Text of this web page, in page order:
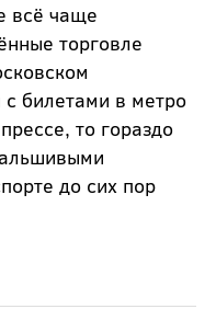
всё чаще
торговле
с билетами в метро
то гораздо
до сих пор